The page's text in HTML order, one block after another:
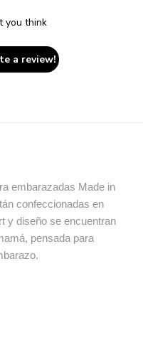
you think
a review!
embarazadas Made in
confeccionadas en
y diseño se encuentran
pensada para